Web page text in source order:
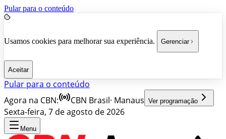
Pular para o conteúdo
Usamos cookies para melhorar sua experiência. Gerenciar
Aceitar
Pular para o conteúdo
Agora na CBN:
CBN Brasil· Manaus Ver programação
Sexta-feira, 7 de agosto de 2026
Menu